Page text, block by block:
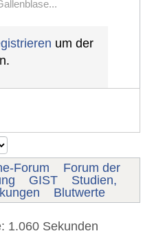
um der
Forum
Forum der
GIST
Studien,
Blutwerte
1.060 Sekunden